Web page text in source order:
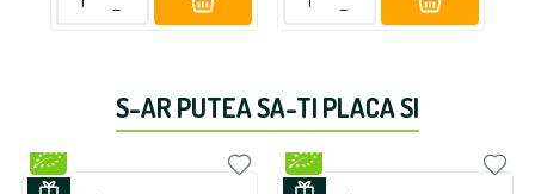
−
−
S-AR PUTEA SA-TI PLACA SI